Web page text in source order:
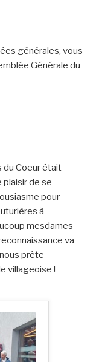
générales, vous
Générale du
du Coeur était
plaisir de se
pour
à
mesdames
va
prête
villageoise !